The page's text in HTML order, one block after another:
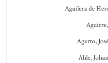
Aguilera de
Agurto,
Ahle,